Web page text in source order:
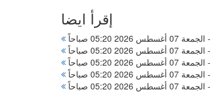
إقرأ ايضا
- الجمعة 07 أغسطس 2026 05:20 صباحاً
- الجمعة 07 أغسطس 2026 05:20 صباحاً
- الجمعة 07 أغسطس 2026 05:20 صباحاً
- الجمعة 07 أغسطس 2026 05:20 صباحاً
- الجمعة 07 أغسطس 2026 05:20 صباحاً